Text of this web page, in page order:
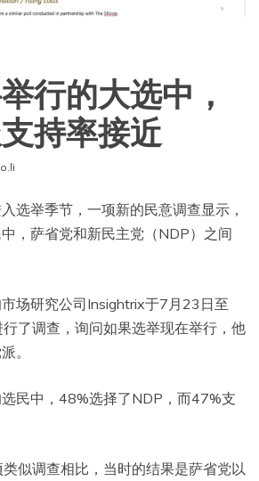
行的大选中，
持率接近
选举季节，一项新的民意调查显示，
，萨省党和新民主党（NDP）之间
场研究公司Insightrix于7月23日至
了调查，询问如果选举现在举行，他
。
民中，48%选择了NDP，而47%支
似调查相比，当时的结果是萨省党以